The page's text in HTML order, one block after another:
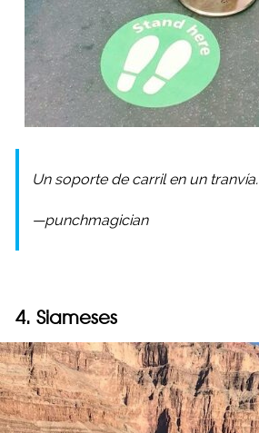
Un soporte de carril en un tranvía.
—punchmagician
4. Siameses